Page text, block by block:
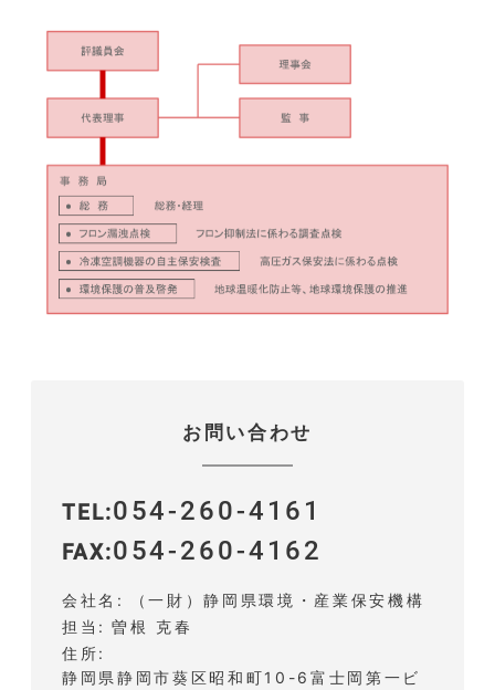
お問い合わせ
TEL 054-260-4161
FAX 054-260-4162
会社名
（一財）静岡県環境・産業保安機構
担当
曽根 克春
住所
静岡県静岡市葵区昭和町10-6富士岡第一ビ